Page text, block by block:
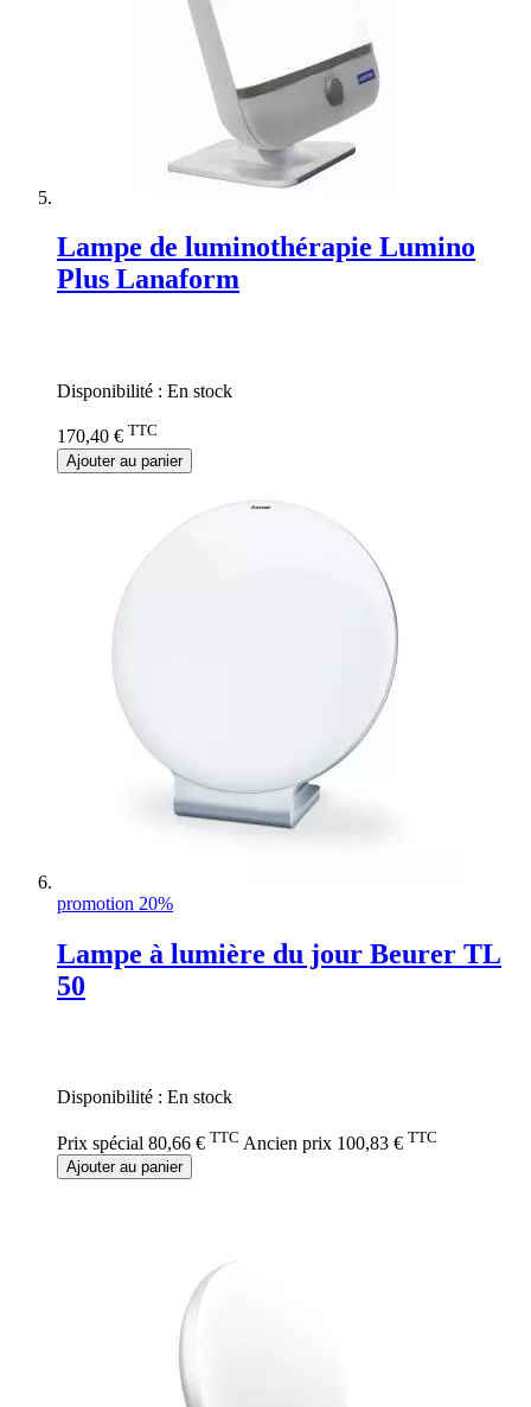
Lampe de luminothérapie Lumino
Plus Lanaform
Disponibilité : En stock
170,40 € TTC
Ajouter au panier
promotion 20%
Lampe à lumière du jour Beurer TL
50
Disponibilité : En stock
Prix spécial 80,66 € TTC Ancien prix 100,83 € TTC
Ajouter au panier